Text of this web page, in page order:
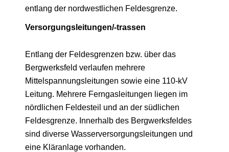
entlang der nordwestlichen Feldesgrenze.
Versorgungsleitungen/-trassen
Entlang der Feldesgrenzen bzw. über das
Bergwerksfeld verlaufen mehrere
Mittelspannungsleitungen sowie eine 110-kV
Leitung. Mehrere Ferngasleitungen liegen im
nördlichen Feldesteil und an der südlichen
Feldesgrenze. Innerhalb des Bergwerksfeldes
sind diverse Wasserversorgungsleitungen und
eine Kläranlage vorhanden.